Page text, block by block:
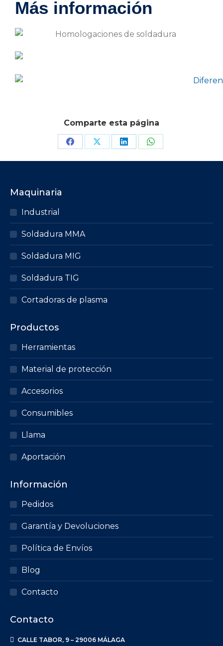
Más información
Comparte esta página
Maquinaria
Industrial
Soldadura MMA
Soldadura MIG
Soldadura TIG
Cortadoras de plasma
Productos
Herramientas
Material de protección
Accesorios
Consumibles
Llama
Aportación
Información
Pedidos
Garantía y Devoluciones
Política de Envíos
Blog
Contacto
Contacto
CALLE TABOR, 9 – 29006 MÁLAGA